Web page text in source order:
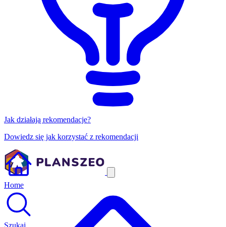
Jak działają rekomendacje?
Dowiedz się jak korzystać z rekomendacji
Home
Szukaj